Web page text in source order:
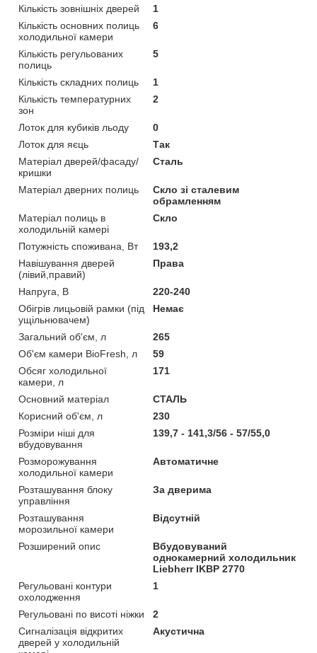
Кількість зовнішніх дверей
1
Кількість основних полиць
холодильної камери
6
Кількість регульованих
полиць
5
Кількість складних полиць
1
Кількість температурних
зон
2
Лоток для кубиків льоду
0
Лоток для яєць
Так
Матеріал дверей/фасаду/
кришки
Сталь
Матеріал дверних полиць
Скло зі сталевим
обрамленням
Матеріал полиць в
холодильній камері
Скло
Потужність споживана, Вт
193,2
Навішування дверей
(лівий,правий)
Права
Напруга, В
220-240
Обігрів лицьовій рамки (під
ущільнювачем)
Немає
Загальний об'єм, л
265
Об'єм камери BioFresh, л
59
Обсяг холодильної
камери, л
171
Основний матеріал
СТАЛЬ
Корисний об'єм, л
230
Розміри ніші для
вбудовування
139,7 - 141,3/56 - 57/55,0
Розморожування
холодильної камери
Автоматичне
Розташування блоку
управління
За дверима
Розташування
морозильної камери
Відсутній
Розширений опис
Вбудовуваний
однокамерний холодильник
Liebherr IKBP 2770
Регульовані контури
охолодження
1
Регульовані по висоті ніжки
2
Сигналізація відкритих
дверей у холодильній
Акустична